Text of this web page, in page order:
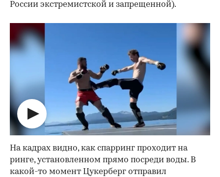
России экстремистской и запрещенной).
На кадрах видно, как спарринг проходит на
ринге, установленном прямо посреди воды. В
какой-то момент Цукерберг отправил